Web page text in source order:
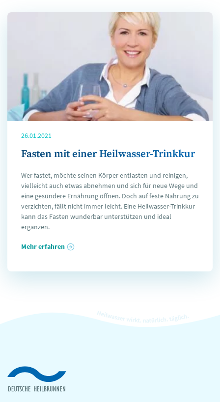
26.01.2021
Fasten mit einer Heilwasser-Trinkkur
Wer fastet, möchte seinen Körper entlasten und reinigen,
vielleicht auch etwas abnehmen und sich für neue Wege und
eine gesündere Ernährung öffnen. Doch auf feste Nahrung zu
verzichten, fällt nicht immer leicht. Eine Heilwasser-Trinkkur
kann das Fasten wunderbar unterstützen und ideal
ergänzen.
Mehr erfahren